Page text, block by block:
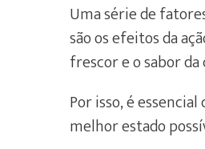
Uma série de
são os efeitos da
frescor e o sabor da
Por isso, é
melhor estado